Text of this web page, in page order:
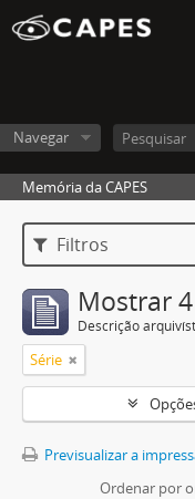
Navegar
Memória da CAPES
Filtros
Mostrar
Descrição
Série
Previsualizar a
Ordenar por